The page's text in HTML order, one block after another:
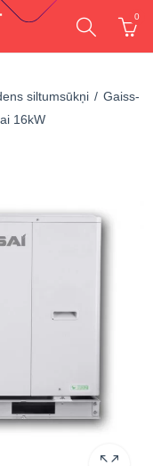
0
siltumsūkņi
Gaiss-
16kW